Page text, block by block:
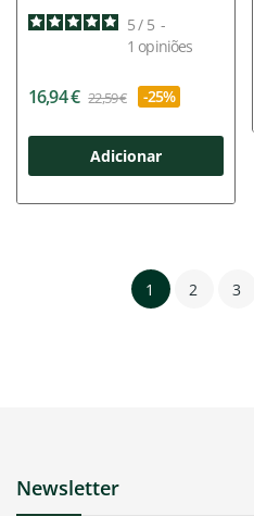
5/ 5 -
1 opiniões
16,94 € 22,59 € -25%
Adicionar
1 2 3
Newsletter